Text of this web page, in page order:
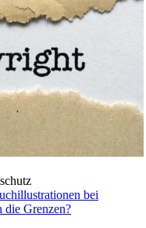
bei
die Grenzen?